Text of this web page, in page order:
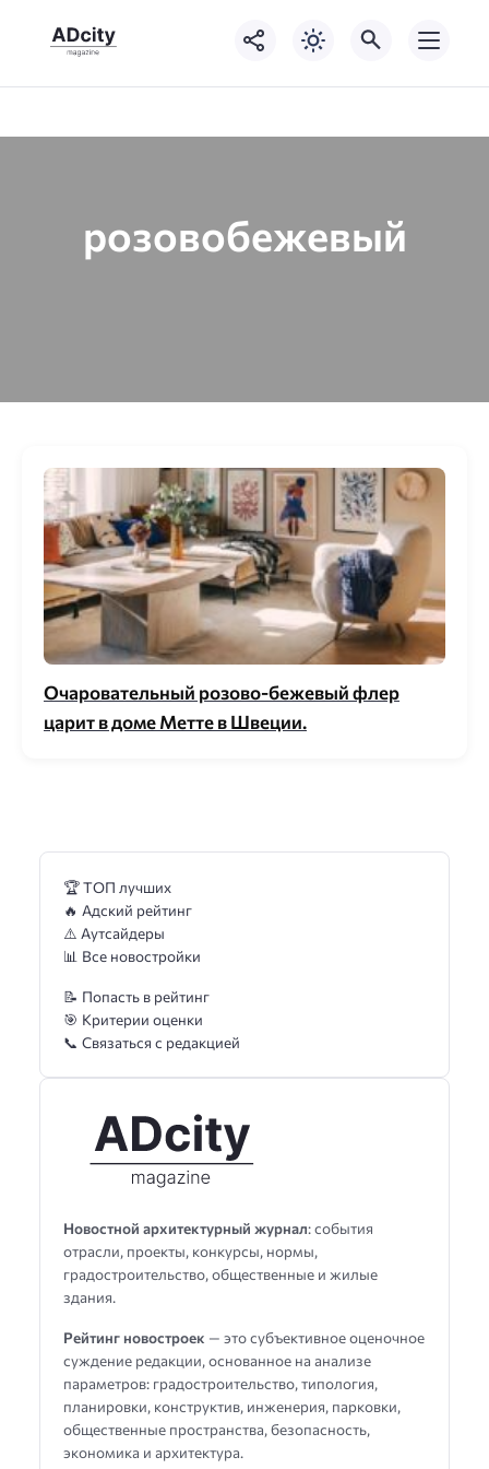
розовобежевый
Очаровательный розово-бежевый флер
царит в доме Метте в Швеции.
Новостной архитектурный журнал: события
отрасли, проекты, конкурсы, нормы,
градостроительство, общественные и жилые
здания.
Рейтинг новостроек — это субъективное оценочное
суждение редакции, основанное на анализе
параметров: градостроительство, типология,
планировки, конструктив, инженерия, парковки,
общественные пространства, безопасность,
экономика и архитектура.
🏆 ТОП лучших
🔥 Адский рейтинг
⚠️ Аутсайдеры
📊 Все новостройки
📝 Попасть в рейтинг
🎯 Критерии оценки
📞 Связаться с редакцией